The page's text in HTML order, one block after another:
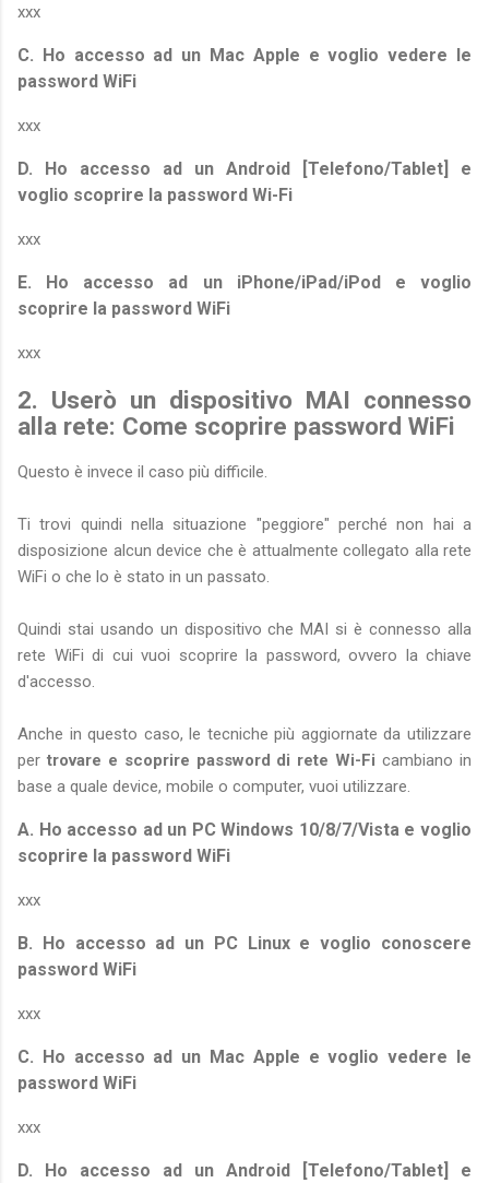
xxx
C. Ho accesso ad un Mac Apple e voglio vedere le
password WiFi
xxx
D. Ho accesso ad un Android [Telefono/Tablet] e
voglio scoprire la password Wi-Fi
xxx
E. Ho accesso ad un iPhone/iPad/iPod e voglio
scoprire la password WiFi
xxx
2. Userò un dispositivo MAI connesso
alla rete: Come scoprire password WiFi
Questo è invece il caso più difficile.
Ti trovi quindi nella situazione "peggiore" perché non hai a
disposizione alcun device che è attualmente collegato alla rete
WiFi o che lo è stato in un passato.
Quindi stai usando un dispositivo che MAI si è connesso alla
rete WiFi di cui vuoi scoprire la password, ovvero la chiave
d'accesso.
Anche in questo caso, le tecniche più aggiornate da utilizzare
per trovare e scoprire password di rete Wi-Fi cambiano in
base a quale device, mobile o computer, vuoi utilizzare.
A. Ho accesso ad un PC Windows 10/8/7/Vista e voglio
scoprire la password WiFi
xxx
B. Ho accesso ad un PC Linux e voglio conoscere
password WiFi
xxx
C. Ho accesso ad un Mac Apple e voglio vedere le
password WiFi
xxx
D. Ho accesso ad un Android [Telefono/Tablet] e